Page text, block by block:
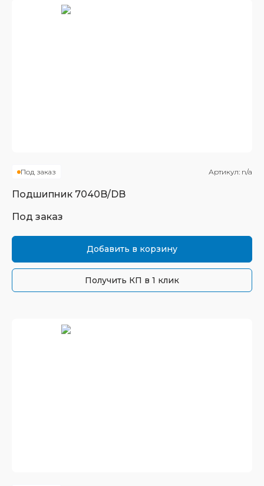
Под заказ Артикул: n/a
Подшипник 7040B/DB
Под заказ
Добавить в корзину
Получить КП в 1 клик